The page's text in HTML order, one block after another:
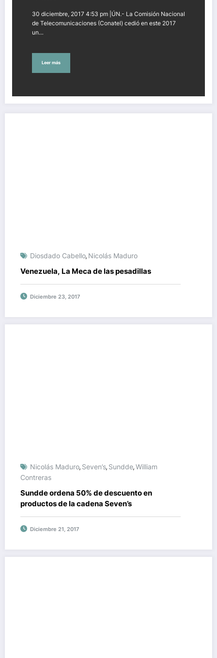
30 diciembre, 2017 4:53 pm |ÚN.- La Comisión Nacional
de Telecomunicaciones (Conatel) cedió en este 2017
un…
Leer más
Diosdado Cabello, Nicolás Maduro
Venezuela, La Meca de las pesadillas
Diciembre 23, 2017
Nicolás Maduro, Seven’s, Sundde,William
Contreras
Sundde ordena 50% de descuento en
productos de la cadena Seven’s
Diciembre 21, 2017